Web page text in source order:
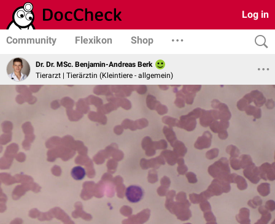
Log in
Community Flexikon Shop
Dr. Dr. MSc. Benjamin-Andreas Berk
Tierarzt | Tierärztin (Kleintiere - allgemein)